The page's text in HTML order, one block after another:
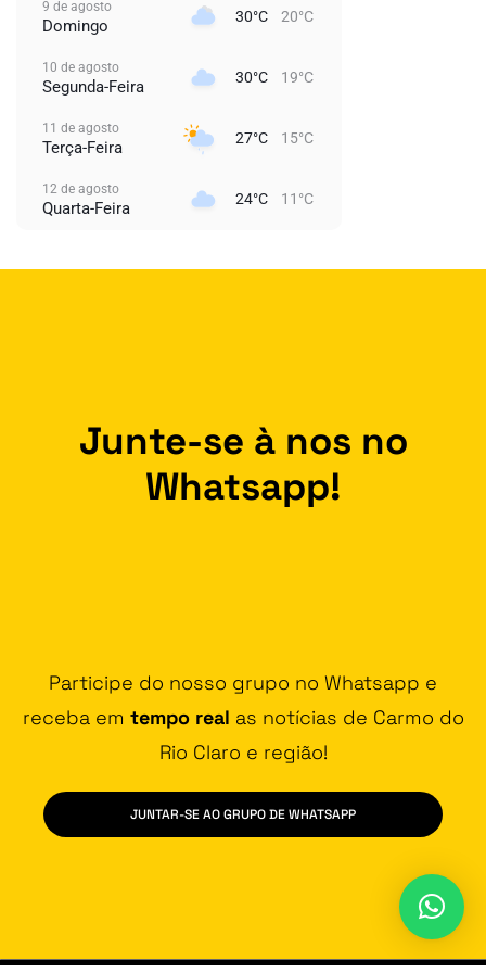
9 de agosto
Domingo 30°C 20°C
10 de agosto
Segunda-Feira 30°C 19°C
11 de agosto
Terça-Feira 27°C 15°C
12 de agosto
Quarta-Feira 24°C 11°C
Junte-se à nos no
Whatsapp!
Participe do nosso grupo no Whatsapp e
receba em tempo real as notícias de Carmo do
Rio Claro e região!
JUNTAR-SE AO GRUPO DE WHATSAPP